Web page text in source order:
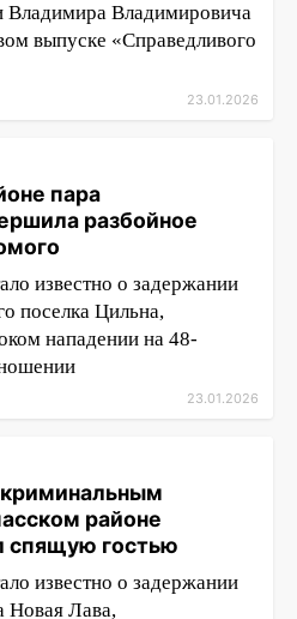
Владимира Владимировича
выпуске «Справедливого
23.01.2026
пара
разбойное
известно о задержании
поселка Цильна,
нападении на 48-
23.01.2026
районе
спящую гостью
известно о задержании
Новая Лава,